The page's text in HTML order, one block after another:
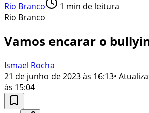
Rio Branco 1 min de leitura
Rio Branco
Vamos encarar o
Ismael Rocha
21 de junho de 2023 às 16:13•
às 15:04